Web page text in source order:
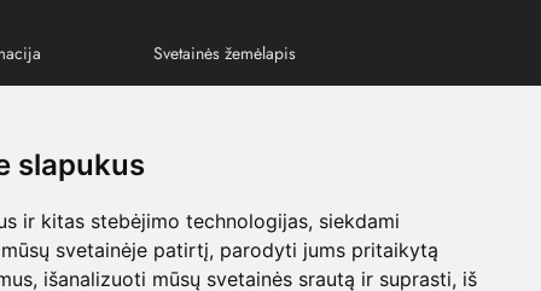
slapukus
ir kitas stebėjimo technologijas, siekdami
svetainėje patirtį, parodyti jums pritaikytą
išanalizuoti mūsų svetainės srautą ir suprasti, iš
Svetainės žemėlapis